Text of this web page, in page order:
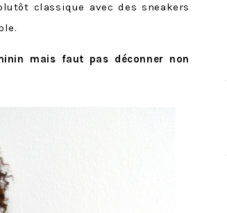
classique avec des sneakers
mais faut pas déconner non